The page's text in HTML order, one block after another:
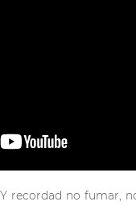
recordad no fumar,